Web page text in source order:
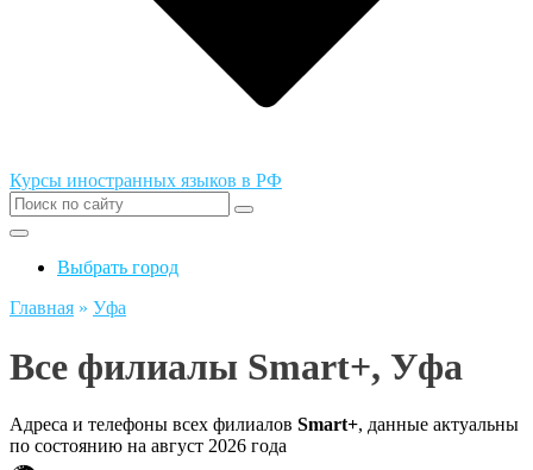
Курсы иностранных языков в РФ
Выбрать город
Главная » Уфа
Все филиалы Smart+, Уфа
Адреса и телефоны всех филиалов Smart+, данные актуальны
по состоянию на август 2026 года